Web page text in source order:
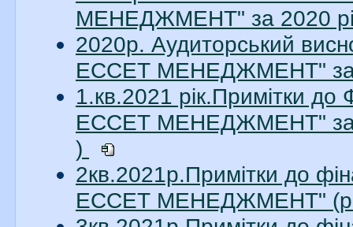
МЕНЕДЖМЕНТ" за 2020
2020р. Аудиторський
ЕССЕТ МЕНЕДЖМЕНТ" за
1.кв.2021 рік.Примітки до
ЕССЕТ МЕНЕДЖМЕНТ" за
)
2кв.2021р.Примітки до
ЕССЕТ МЕНЕДЖМЕНТ"